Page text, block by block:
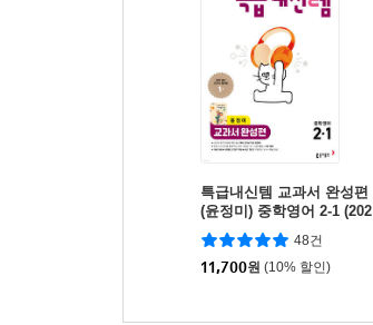
특급내신템 교과서 완성편
(윤정미) 중학영어 2-1 (202
6년)
48건
11,700원 (10% 할인)